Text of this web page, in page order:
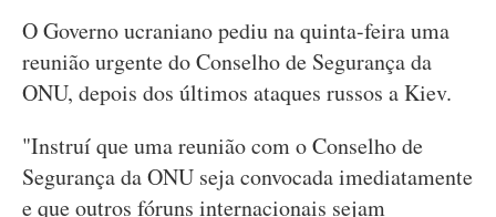
O Governo ucraniano pediu na quinta-feira uma
reunião urgente do Conselho de Segurança da
ONU, depois dos últimos ataques russos a Kiev.
"Instruí que uma reunião com o Conselho de
Segurança da ONU seja convocada imediatamente
e que outros fóruns internacionais sejam